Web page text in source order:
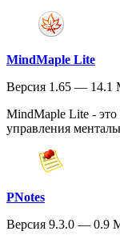
MindMaple Lite
Версия 1.65 — 14.1
MindMaple Lite - это
управления
PNotes
Версия 9.3.0 — 0.9